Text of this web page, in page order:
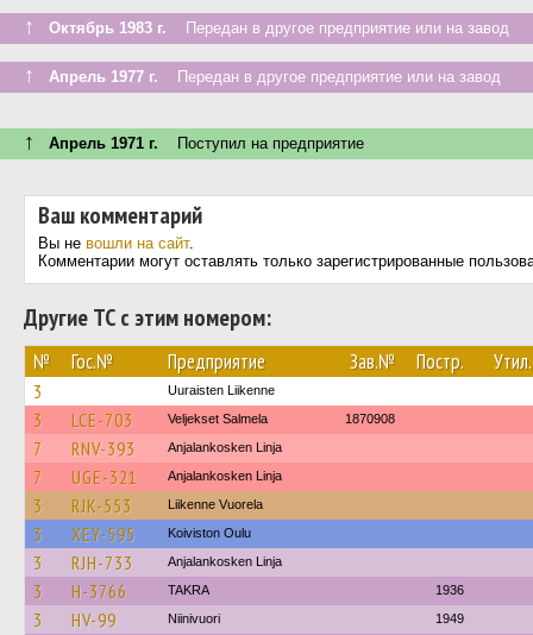
↑ Октябрь 1983 г. Передан в другое предприятие или на завод
↑ Апрель 1977 г. Передан в другое предприятие или на завод
↑ Апрель 1971 г. Поступил на предприятие
Ваш комментарий
Вы не вошли на сайт.
Комментарии могут оставлять только зарегистрированные
Другие ТС с этим номером:
№ Гос.№ Предприятие Зав.№ Постр. Утил.
3 Uuraisten Liikenne
3 LCE-703 Veljekset Salmela 1870908
7 RNV-393 Anjalankosken Linja
7 UGE-321 Anjalankosken Linja
3 RJK-553 Liikenne Vuorela
3 XEY-595 Koiviston Oulu
3 RJH-733 Anjalankosken Linja
3 H-3766 TAKRA 1936
3 HV-99 Niinivuori 1949